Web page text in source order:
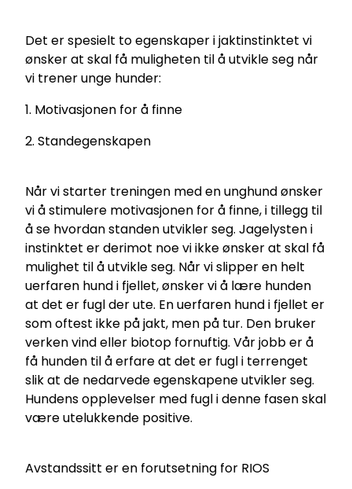
Det er spesielt to egenskaper i jaktinstinktet vi
ønsker at skal få muligheten til å utvikle seg når
vi trener unge hunder:
1. Motivasjonen for å finne
2. Standegenskapen
Når vi starter treningen med en unghund ønsker
vi å stimulere motivasjonen for å finne, i tillegg til
å se hvordan standen utvikler seg. Jagelysten i
instinktet er derimot noe vi ikke ønsker at skal få
mulighet til å utvikle seg. Når vi slipper en helt
uerfaren hund i fjellet, ønsker vi å lære hunden
at det er fugl der ute. En uerfaren hund i fjellet er
som oftest ikke på jakt, men på tur. Den bruker
verken vind eller biotop fornuftig. Vår jobb er å
få hunden til å erfare at det er fugl i terrenget
slik at de nedarvede egenskapene utvikler seg.
Hundens opplevelser med fugl i denne fasen skal
være utelukkende positive.
Avstandssitt er en forutsetning for RIOS